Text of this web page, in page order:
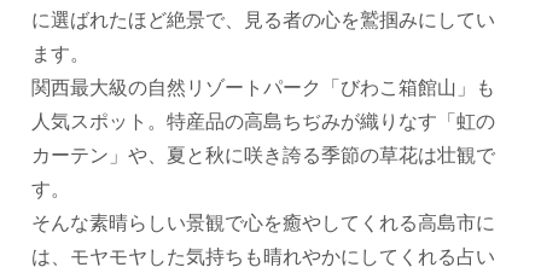
に選ばれたほど絶景で、見る者の心を鷲掴みにしてい
ます。
関西最大級の自然リゾートパーク「びわこ箱館山」も
人気スポット。特産品の高島ちぢみが織りなす「虹の
カーテン」や、夏と秋に咲き誇る季節の草花は壮観で
す。
そんな素晴らしい景観で心を癒やしてくれる高島市に
は、モヤモヤした気持ちも晴れやかにしてくれる占い